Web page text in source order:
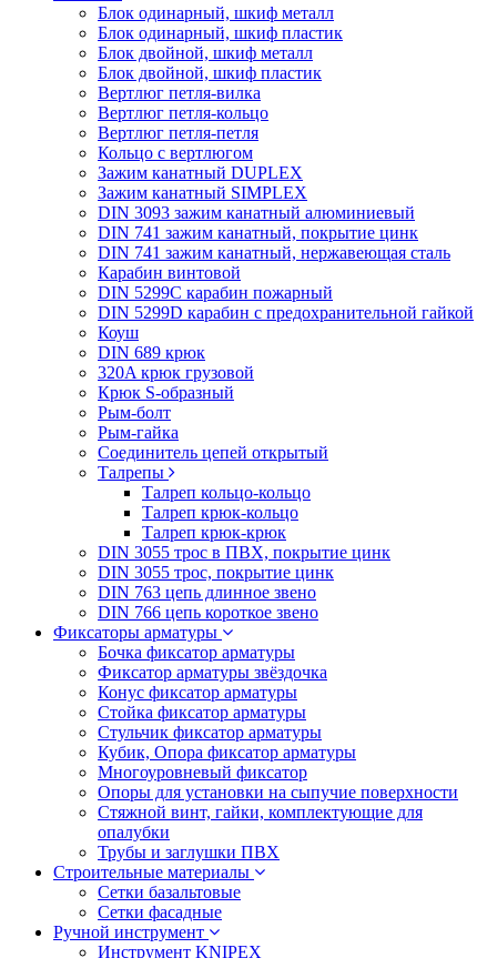
Блок одинарный, шкиф металл
Блок одинарный, шкиф пластик
Блок двойной, шкиф металл
Блок двойной, шкиф пластик
Вертлюг петля-вилка
Вертлюг петля-кольцо
Вертлюг петля-петля
Кольцо с вертлюгом
Зажим канатный DUPLEX
Зажим канатный SIMPLEX
DIN 3093 зажим канатный алюминиевый
DIN 741 зажим канатный, покрытие цинк
DIN 741 зажим канатный, нержавеющая сталь
Карабин винтовой
DIN 5299C карабин пожарный
DIN 5299D карабин с предохранительной гайкой
Коуш
DIN 689 крюк
320A крюк грузовой
Крюк S-образный
Рым-болт
Рым-гайка
Соединитель цепей открытый
Талрепы
Талреп кольцо-кольцо
Талреп крюк-кольцо
Талреп крюк-крюк
DIN 3055 трос в ПВХ, покрытие цинк
DIN 3055 трос, покрытие цинк
DIN 763 цепь длинное звено
DIN 766 цепь короткое звено
Фиксаторы арматуры
Бочка фиксатор арматуры
Фиксатор арматуры звёздочка
Конус фиксатор арматуры
Стойка фиксатор арматуры
Стульчик фиксатор арматуры
Кубик, Опора фиксатор арматуры
Многоуровневый фиксатор
Опоры для установки на сыпучие поверхности
Стяжной винт, гайки, комплектующие для
опалубки
Трубы и заглушки ПВХ
Строительные материалы
Сетки базальтовые
Сетки фасадные
Ручной инструмент
Инструмент KNIPEX